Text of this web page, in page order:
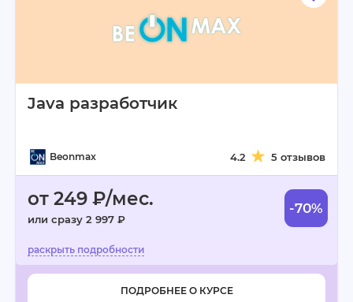
Java разработчик
Beonmax 4.2 5 отзывов
от 249 ₽/мес.
или сразу 2 997 ₽
-70%
ПОДРОБНЕЕ О КУРСЕ